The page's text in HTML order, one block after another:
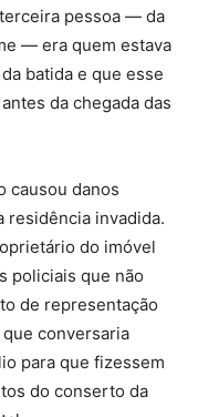
pessoa — da
— era quem estava
batida e que esse
da chegada das
causou danos
residência invadida.
do imóvel
policiais que não
de representação
conversaria
para que fizessem
do conserto da